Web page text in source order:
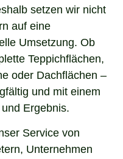
setzen wir nicht
auf eine
Umsetzung. Ob
Teppichflächen,
oder Dachflächen –
und mit einem
Ergebnis.
Service von
Unternehmen